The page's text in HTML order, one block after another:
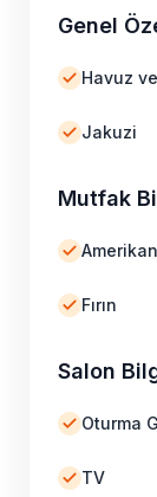
Genel
Havuz
Jakuzi
Mutfak
Fırın
Salon
Oturma
TV